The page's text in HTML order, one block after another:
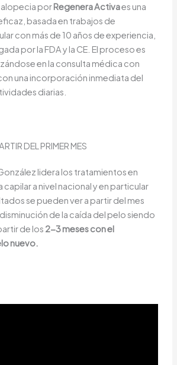
porRegenera Activaes una
basada en trabajos de
con más de 10 años de experiencia,
por la FDA y la CE. El proceso es
en la consulta médica con
una incorporación inmediata del
diarias.
DEL PRIMER MES
lidera los tratamientos en
a nivel nacional y en particular
se pueden ver a partir del mes
de la caída del pelo siendo
de los 2-3 meses con el
nuevo.